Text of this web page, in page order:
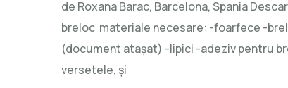
de Roxana Barac, Barcelona, Spania
breloc materiale necesare: -foarfece -
(document ataşat) -lipici -adeziv pentru
versetele, și